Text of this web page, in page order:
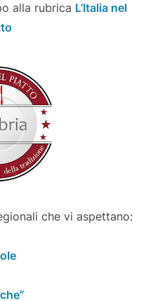
alla rubrica L’Italia nel
che vi aspettano: